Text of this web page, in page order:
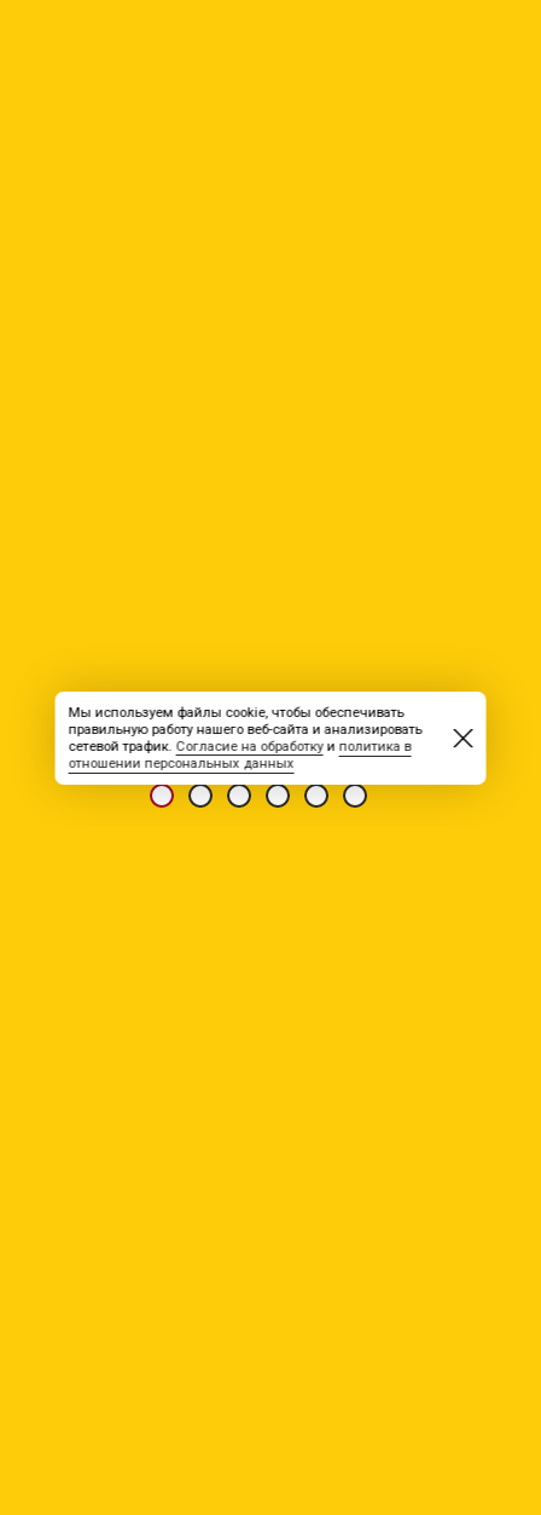
Мы используем файлы cookie, чтобы обеспечивать
правильную работу нашего веб-сайта и анализировать
сетевой трафик. Согласие на обработкуи политика в
отношении персональных данных